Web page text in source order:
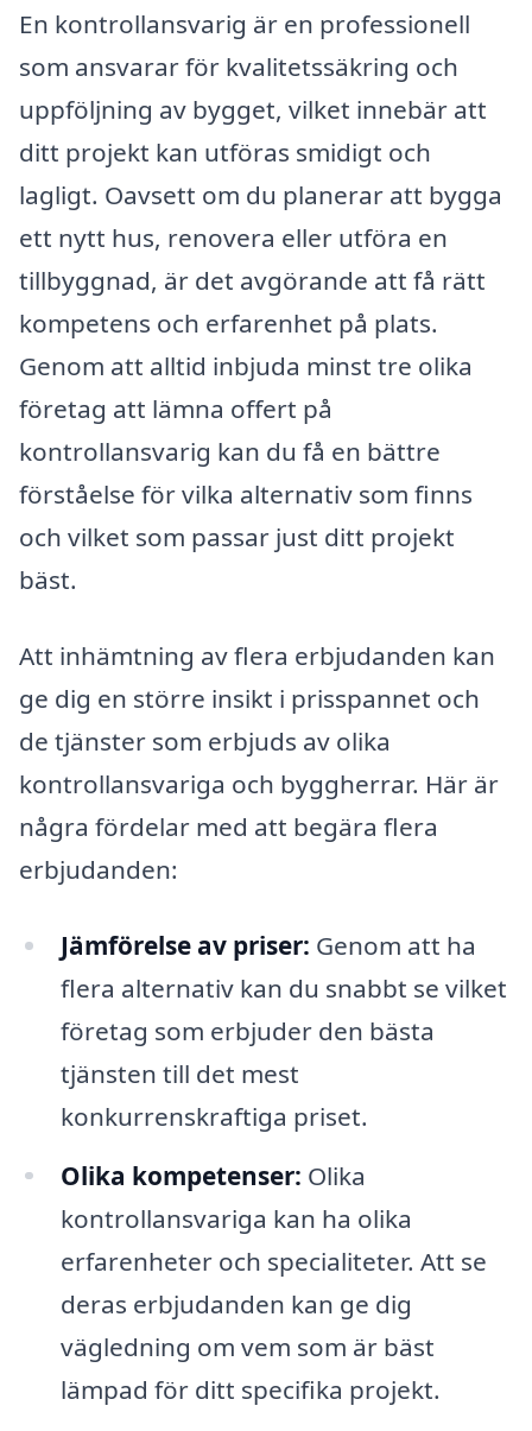
En kontrollansvarig är en professionell
som ansvarar för kvalitetssäkring och
uppföljning av bygget, vilket innebär att
ditt projekt kan utföras smidigt och
lagligt. Oavsett om du planerar att bygga
ett nytt hus, renovera eller utföra en
tillbyggnad, är det avgörande att få rätt
kompetens och erfarenhet på plats.
Genom att alltid inbjuda minst tre olika
företag att lämna offert på
kontrollansvarig kan du få en bättre
förståelse för vilka alternativ som finns
och vilket som passar just ditt projekt
bäst.
Att inhämtning av flera erbjudanden kan
ge dig en större insikt i prisspannet och
de tjänster som erbjuds av olika
kontrollansvariga och byggherrar. Här är
några fördelar med att begära flera
erbjudanden:
Jämförelse av priser: Genom att ha
flera alternativ kan du snabbt se vilket
företag som erbjuder den bästa
tjänsten till det mest
konkurrenskraftiga priset.
Olika kompetenser: Olika
kontrollansvariga kan ha olika
erfarenheter och specialiteter. Att se
deras erbjudanden kan ge dig
vägledning om vem som är bäst
lämpad för ditt specifika projekt.